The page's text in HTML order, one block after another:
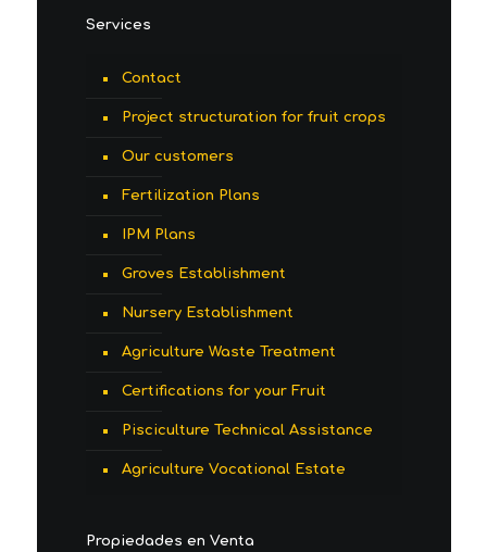
Services
Contact
Project structuration for fruit crops
Our customers
Fertilization Plans
IPM Plans
Groves Establishment
Nursery Establishment
Agriculture Waste Treatment
Certifications for your Fruit
Pisciculture Technical Assistance
Agriculture Vocational Estate
Propiedades en Venta